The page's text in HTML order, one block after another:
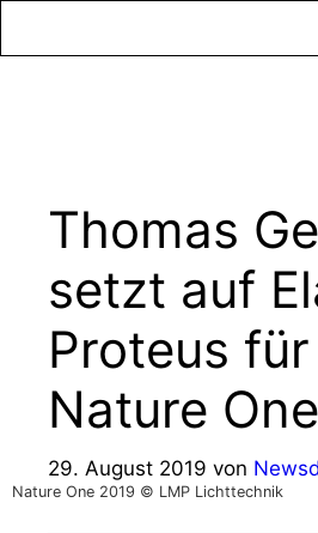
Thomas
setzt auf
Proteus
Nature One
29. August 2019 von
Nature One 2019 © LMP Lichttechnik